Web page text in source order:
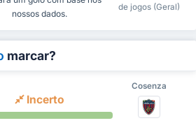
nossos dados.
de jogos (Geral)
marcar?
Cosenza
Incerto